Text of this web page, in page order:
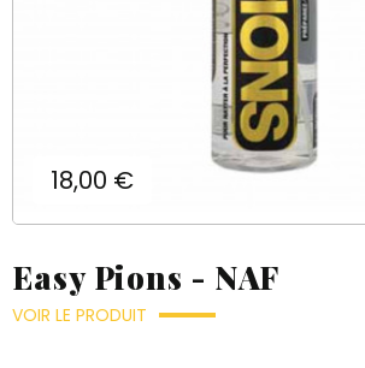
Prix
18,00 €
Easy Pions - NAF
VOIR LE PRODUIT